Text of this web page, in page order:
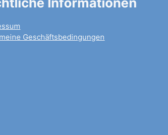
Geschäftsbedingungen